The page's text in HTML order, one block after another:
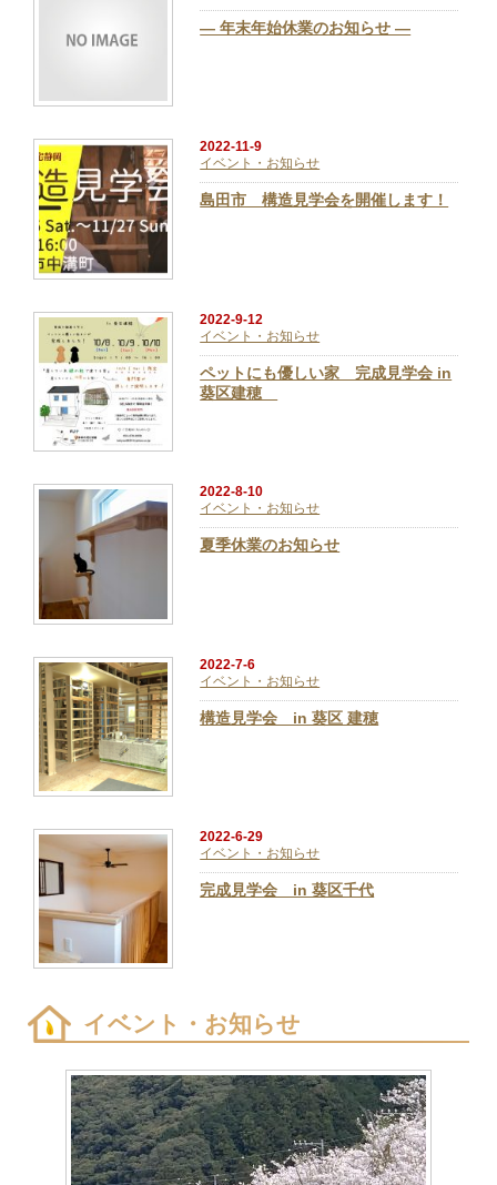
― 年末年始休業のお知らせ ―
2022-11-9
イベント・お知らせ
島田市 構造見学会を開催します！
2022-9-12
イベント・お知らせ
ペットにも優しい家 完成見学会 in
葵区建穂
2022-8-10
イベント・お知らせ
夏季休業のお知らせ
2022-7-6
イベント・お知らせ
構造見学会 in 葵区 建穂
2022-6-29
イベント・お知らせ
完成見学会 in 葵区千代
イベント・お知らせ